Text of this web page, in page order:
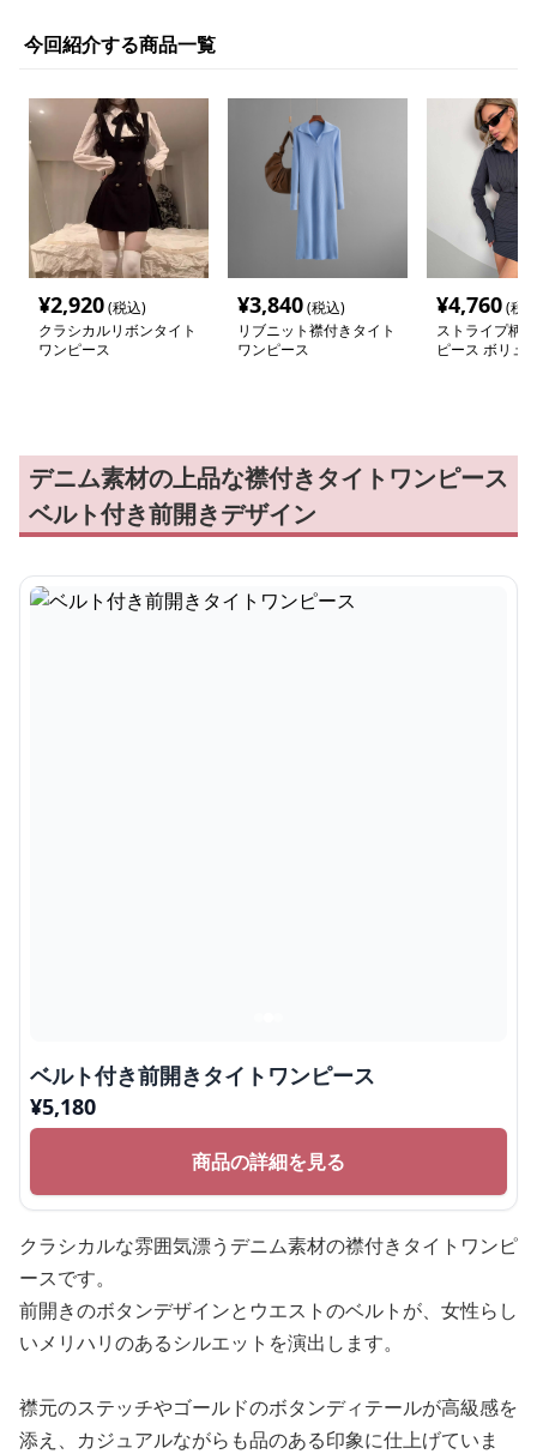
今回紹介する商品一覧
¥2,920(税込)
クラシカルリボンタイト
ワンピース
¥3,840(税込)
リブニット襟付きタイト
ワンピース
¥4,760(税
ストライプ柄
ピース ボリュ
デニム素材の上品な襟付きタイトワンピース
ベルト付き前開きデザイン
ベルト付き前開きタイトワンピース
¥5,180
商品の詳細を見る
クラシカルな雰囲気漂うデニム素材の襟付きタイトワンピ
ースです。
前開きのボタンデザインとウエストのベルトが、女性らし
いメリハリのあるシルエットを演出します。
襟元のステッチやゴールドのボタンディテールが高級感を
添え、カジュアルながらも品のある印象に仕上げていま